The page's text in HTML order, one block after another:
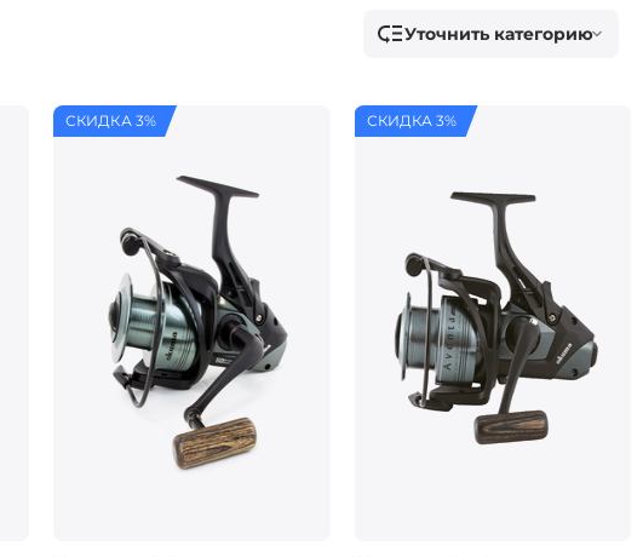
Уточнить категорию
СКИДКА 3% СКИДКА 3%